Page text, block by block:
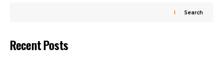
Search
Recent Posts